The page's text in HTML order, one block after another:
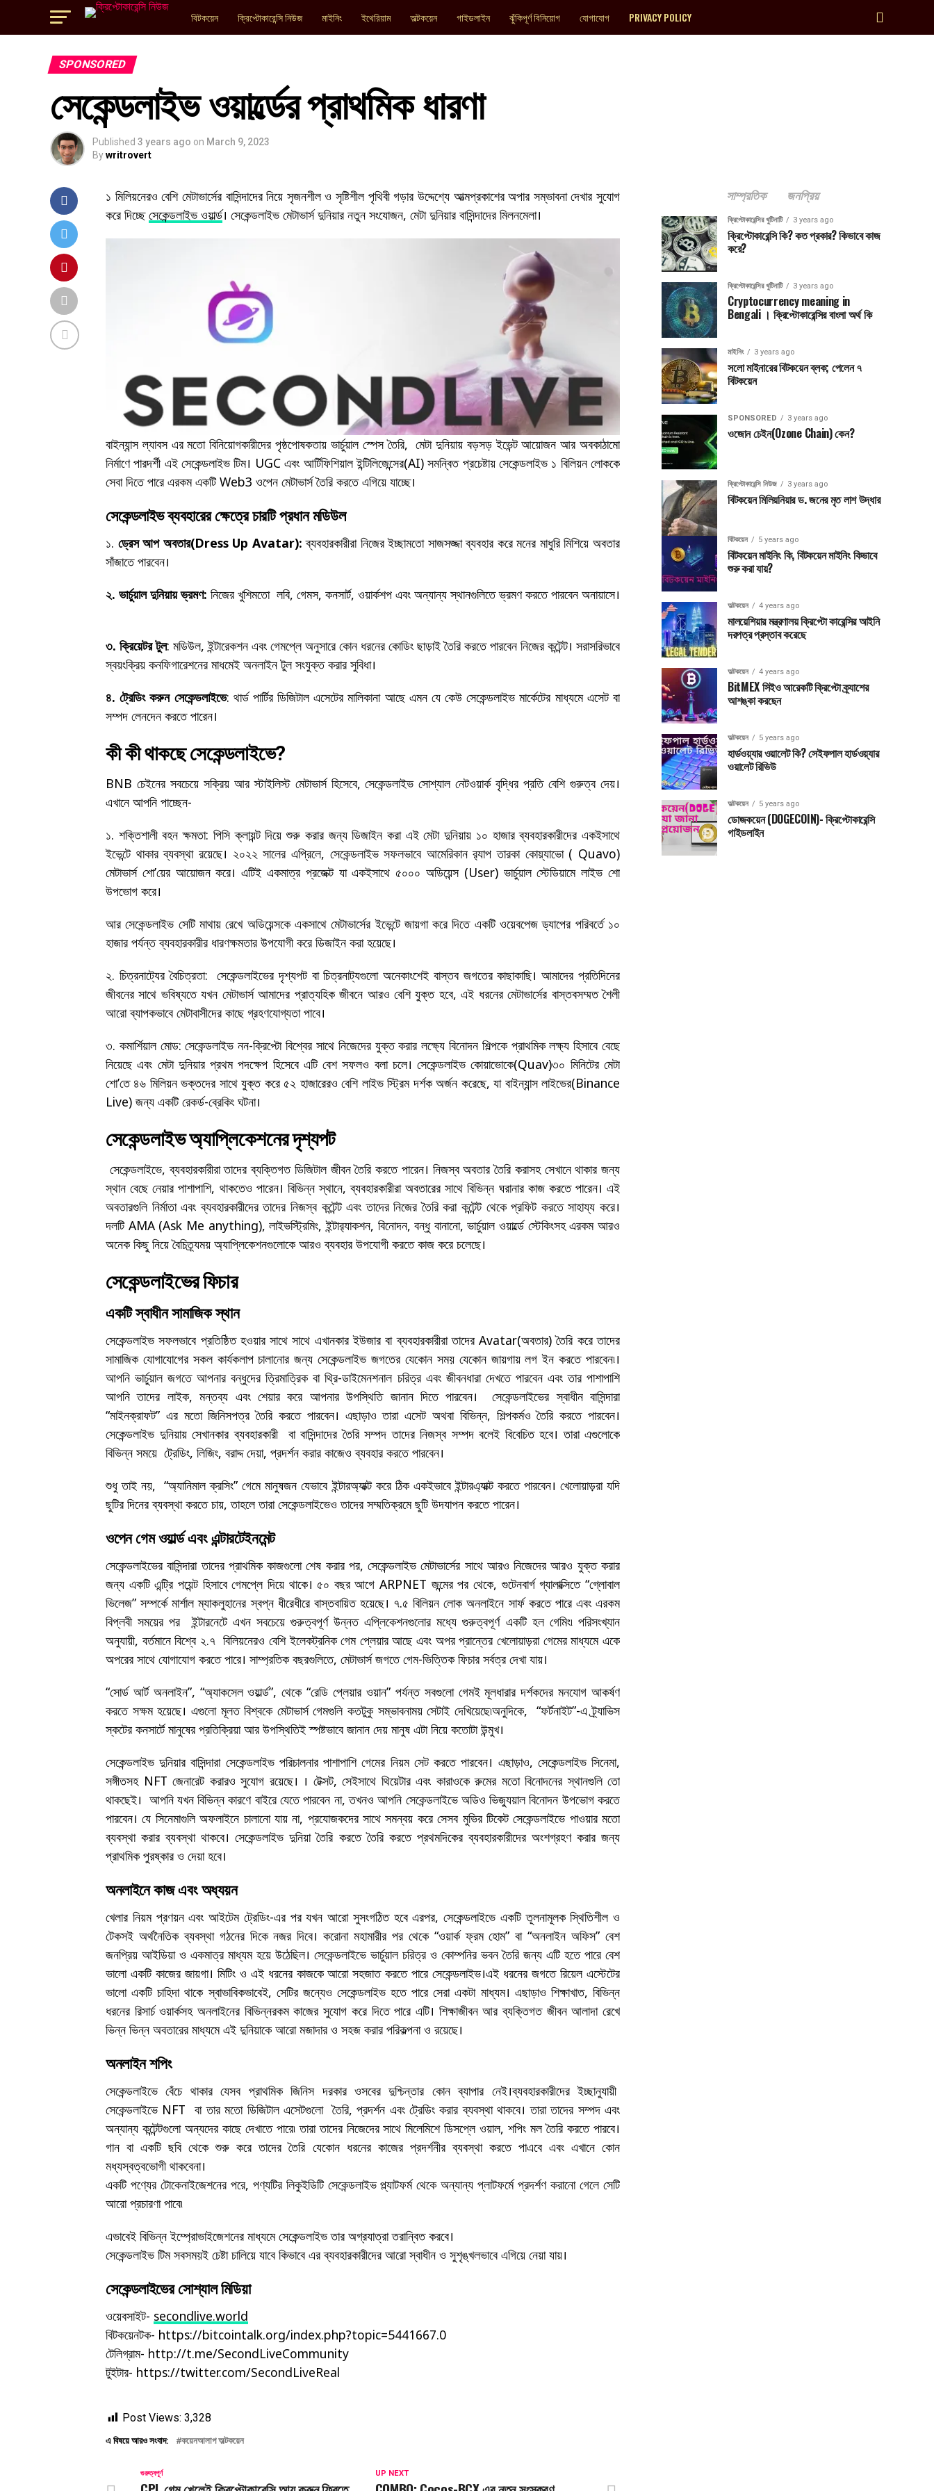
বিটকয়েন ক্রিপ্টোকারেন্সি নিউজ মাইনিং ইথেরিয়াম অল্টকয়েন গাইডলাইন ঝুঁকিপূর্ণ বিনিয়োগ যোগাযোগ PRIVACY POLICY
SPONSORED
সেকেন্ডলাইভ ওয়ার্ল্ডের প্রাথমিক ধারণা
Published 3 years ago on March 9, 2023
Bywritrovert
১ মিলিয়নেরও বেশি মেটাভার্সের বাসিন্দাদের নিয়ে সৃজনশীল ও সৃষ্টিশীল পৃথিবী গড়ার উদ্দেশ্যে আত্মপ্রকাশের অপার সম্ভাবনা দেখার সুযোগ
করে দিচ্ছেসেকেন্ডলাইভ ওয়ার্ল্ড। সেকেন্ডলাইভ মেটাভার্স দুনিয়ার নতুন সংযোজন, মেটা দুনিয়ার বাসিন্দাদের মিলনমেলা।
বাইন্যান্স ল্যাবস এর মতো বিনিয়োগকারীদের পৃষ্ঠপোষকতায় ভার্চুয়াল স্পেস তৈরি, মেটা দুনিয়ায় বড়সড় ইভেন্ট আয়োজন আর অবকাঠামো
নির্মাণে পারদর্শী এই সেকেন্ডলাইভ টিম। UGC এবং আর্টিফিশিয়াল ইন্টিলিজেন্সের(AI) সমন্বিত প্রচেষ্টায় সেকেন্ডলাইভ ১ বিলিয়ন লোককে
সেবা দিতে পারে এরকম একটি Web3 ওপেন মেটাভার্স তৈরি করতে এগিয়ে যাচ্ছে।
সেকেন্ডলাইভ ব্যবহারের ক্ষেত্রে চারটি প্রধান মডিউল
১. ড্রেস আপ অবতার(Dress Up Avatar): ব্যবহারকারীরা নিজের ইচ্ছামতো সাজসজ্জা ব্যবহার করে মনের মাধুরি মিশিয়ে অবতার
সাঁজাতে পারবেন।
২. ভার্চুয়াল দুনিয়ায় ভ্রমণ: নিজের খুশিমতো লবি, গেমস, কনসার্ট, ওয়ার্কশপ এবং অন্যান্য স্থানগুলিতে ভ্রমণ করতে পারবেন অনায়াসে।
৩. ক্রিয়েটর টুল: মডিউল, ইন্টারেকশন এবং গেমপ্লে অনুসারে কোন ধরনের কোডিং ছাড়াই তৈরি করতে পারবেন নিজের কন্টেন্ট। সরাসরিভাবে
স্বয়ংক্রিয় কনফিগারেশনের মাধমেই অনলাইন টুল সংযুক্ত করার সুবিধা।
৪. ট্রেডিং করুন সেকেন্ডলাইভে: থার্ড পার্টির ডিজিটাল এসেটের মালিকানা আছে এমন যে কেউ সেকেন্ডলাইভ মার্কেটের মাধ্যমে এসেট বা
সম্পদ লেনদেন করতে পারেন।
কী কী থাকছে সেকেন্ডলাইভে?
BNB চেইনের সবচেয়ে সক্রিয় আর স্টাইলিস্ট মেটাভার্স হিসেবে, সেকেন্ডলাইভ সোশ্যাল নেটওয়ার্ক বৃদ্ধির প্রতি বেশি গুরুত্ব দেয়।
এখানে আপনি পাচ্ছেন-
১. শক্তিশালী বহন ক্ষমতা: পিসি ক্লায়ন্ট দিয়ে শুরু করার জন্য ডিজাইন করা এই মেটা দুনিয়ায় ১০ হাজার ব্যবহারকারীদের একইসাথে
ইভেন্টে থাকার ব্যবস্থা রয়েছে। ২০২২ সালের এপ্রিলে, সেকেন্ডলাইভ সফলভাবে আমেরিকান র‍্যাপ তারকা কোয়্যাভো ( Quavo)
মেটাভার্স শো’য়ের আয়োজন করে। এটিই একমাত্র প্রজেক্ট যা একইসাথে ৫০০০ অডিয়েন্স (User) ভার্চুয়াল স্টেডিয়ামে লাইভ শো
উপভোগ করে।
আর সেকেন্ডলাইভ সেটি মাথায় রেখে অডিয়েন্সকে একসাথে মেটাভার্সের ইভেন্টে জায়গা করে দিতে একটি ওয়েবপেজ ড্যাপের পরিবর্তে ১০
হাজার পর্যন্ত ব্যবহারকারীর ধারণক্ষমতার উপযোগী করে ডিজাইন করা হয়েছে।
২. চিত্রনাট্যের বৈচিত্রতা: সেকেন্ডলাইভের দৃশ্যপট বা চিত্রনাট্যগুলো অনেকাংশেই বাস্তব জগতের কাছাকাছি। আমাদের প্রতিদিনের
জীবনের সাথে ভবিষ্যতে যখন মেটাভার্স আমাদের প্রাত্যহিক জীবনে আরও বেশি যুক্ত হবে, এই ধরনের মেটাভার্সের বাস্তবসম্মত শৈলী
আরো ব্যাপকভাবে মেটাবাসীদের কাছে গ্রহণযোগ্যতা পাবে।
৩. কমার্শিয়াল মোড: সেকেন্ডলাইভ নন-ক্রিপ্টো বিশ্বের সাথে নিজেদের যুক্ত করার লক্ষ্যে বিনোদন শিল্পকে প্রাথমিক লক্ষ্য হিসাবে বেছে
নিয়েছে এবং মেটা দুনিয়ার প্রথম পদক্ষেপ হিসেবে এটি বেশ সফলও বলা চলে। সেকেন্ডলাইভ কোয়াভোকে(Quav)৩০ মিনিটের মেটা
শো’তে ৪৬ মিলিয়ন ভক্তদের সাথে যুক্ত করে ৫২ হাজারেরও বেশি লাইভ স্ট্রিম দর্শক অর্জন করেছে, যা বাইন্যান্স লাইভের(Binance
Live) জন্য একটি রেকর্ড-ব্রেকিং ঘটনা।
সেকেন্ডলাইভ অ্যাপ্লিকেশনের দৃশ্যপট
সেকেন্ডলাইভে, ব্যবহারকারীরা তাদের ব্যক্তিগত ডিজিটাল জীবন তৈরি করতে পারেন। নিজস্ব অবতার তৈরি করাসহ সেখানে থাকার জন্য
স্থান বেছে নেয়ার পাশাপাশি, থাকতেও পারেন। বিভিন্ন স্থানে, ব্যবহারকারীরা অবতারের সাথে বিভিন্ন ঘরানার কাজ করতে পারেন। এই
অবতারগুলি নির্মাতা এবং ব্যবহারকারীদের তাদের নিজস্ব কন্টেন্ট এবং তাদের নিজের তৈরি করা কন্টেন্ট থেকে প্রফিট করতে সাহায্য করে।
দলটি AMA (Ask Me anything), লাইভস্ট্রিমিং, ইন্টার‍্যাকশন, বিনোদন, বন্ধু বানানো, ভার্চুয়াল ওয়ার্ল্ডে স্টেকিংসহ এরকম আরও
অনেক কিছু নিয়ে বৈচিত্র্যময় অ্যাপ্লিকেশনগুলোকে আরও ব্যবহার উপযোগী করতে কাজ করে চলেছে।
সেকেন্ডলাইভের ফিচার
একটি স্বাধীন সামাজিক স্থান
সেকেন্ডলাইভ সফলভাবে প্রতিষ্ঠিত হওয়ার সাথে সাথে এখানকার ইউজার বা ব্যবহারকারীরা তাদের Avatar(অবতার) তৈরি করে তাদের
সামাজিক যোগাযোগের সকল কার্যকলাপ চালানোর জন্য সেকেন্ডলাইভ জগতের যেকোন সময় যেকোন জায়গায় লগ ইন করতে পারবেন৷।
আপনি ভার্চুয়াল জগতে আপনার বন্ধুদের ত্রিমাত্রিক বা থ্রি-ডাইমেনশনাল চরিত্র এবং জীবনধারা দেখতে পারবেন এবং তার পাশাপাশি
আপনি তাদের লাইক, মন্তব্য এবং শেয়ার করে আপনার উপস্থিতি জানান দিতে পারবেন। সেকেন্ডলাইভের স্বাধীন বাসিন্দারা
“মাইনক্রাফট” এর মতো জিনিসপত্র তৈরি করতে পারবেন। এছাড়াও তারা এসেট অথবা বিভিন্ন, শিল্পকর্মও তৈরি করতে পারবেন।
সেকেন্ডলাইভ দুনিয়ায় সেখানকার ব্যবহারকারী বা বাসিন্দাদের তৈরি সম্পদ তাদের নিজস্ব সম্পদ বলেই বিবেচিত হবে। তারা এগুলোকে
বিভিন্ন সময়ে ট্রেডিং, লিজিং, বরাদ্দ দেয়া, প্রদর্শন করার কাজেও ব্যবহার করতে পারবেন।
শুধু তাই নয়, “অ্যানিমাল ক্রসিং” গেমে মানুষজন যেভাবে ইন্টারঅ্যাক্ট করে ঠিক একইভাবে ইন্টারএ্যাক্ট করতে পারবেন। খেলোয়াড়রা যদি
ছুটির দিনের ব্যবস্থা করতে চায়, তাহলে তারা সেকেন্ডলাইভেও তাদের সম্মতিক্রমে ছুটি উদযাপন করতে পারেন।
ওপেন গেম ওয়ার্ল্ড এবং এন্টারটেইনমেন্ট
সেকেন্ডলাইভের বাসিন্দারা তাদের প্রাথমিক কাজগুলো শেষ করার পর, সেকেন্ডলাইভ মেটাভার্সের সাথে আরও নিজেদের আরও যুক্ত করার
জন্য একটি এন্ট্রি পয়েন্ট হিসাবে গেমপ্লে দিয়ে থাকে। ৫০ বছর আগে ARPNET জন্মের পর থেকে, গুটেনবার্গ গ্যালাক্সিতে “গ্লোবাল
ভিলেজ” সম্পর্কে মার্শাল ম্যাকলুহানের স্বপ্ন ধীরেধীরে বাস্তবায়িত হয়েছে। ৭.৫ বিলিয়ন লোক অনলাইনে সার্ফ করতে পারে এবং এরকম
বিপ্লবী সময়ের পর ইন্টারনেটে এখন সবচেয়ে গুরুত্বপূর্ণ উন্নত এপ্লিকেশনগুলোর মধ্যে গুরুত্বপূর্ণ একটি হল গেমিং৷ পরিসংখ্যান
অনুযায়ী, বর্তমানে বিশ্বে ২.৭ বিলিয়নেরও বেশি ইলেকট্রনিক গেম প্লেয়ার আছে এবং অপর প্রান্তের খেলোয়াড়রা গেমের মাধ্যমে একে
অপরের সাথে যোগাযোগ করতে পারে। সাম্প্রতিক বছরগুলিতে, মেটাভার্স জগতে গেম-ভিত্তিক ফিচার সর্বত্র দেখা যায়।
“সোর্ড আর্ট অনলাইন”, “অ্যাকসেল ওয়ার্ল্ড”, থেকে “রেডি প্লেয়ার ওয়ান” পর্যন্ত সবগুলো গেমই মূলধারার দর্শকদের মনযোগ আকর্ষণ
করতে সক্ষম হয়েছে। এগুলো মূলত বিশ্বকে মেটাভার্স গেমগুলি কতটুকু সম্ভাবনাময় সেটাই দেখিয়েছে৷অনুদিকে, “ফর্টনাইট”-এ ট্র্যাভিস
স্কটের কনসার্টে মানুষের প্রতিক্রিয়া আর উপস্থিতিই স্পষ্টভাবে জানান দেয় মানুষ এটা নিয়ে কতোটা উন্মুখ।
সেকেন্ডলাইভ দুনিয়ার বাসিন্দারা সেকেন্ডলাইভ পরিচালনার পাশাপাশি গেমের নিয়ম সেট করতে পারবেন। এছাড়াও, সেকেন্ডলাইভ সিনেমা,
সঙ্গীতসহ NFT জেনারেট করারও সুযোগ রয়েছে। । টেক্সট, সেইসাথে থিয়েটার এবং কারাওকে রুমের মতো বিনোদনের স্থানগুলি তো
থাকছেই। আপনি যখন বিভিন্ন কারণে বাইরে যেতে পারবেন না, তখনও আপনি সেকেন্ডলাইভে অডিও ভিজ্যুয়াল বিনোদন উপভোগ করতে
পারবেন। যে সিনেমাগুলি অফলাইনে চালানো যায় না, প্রযোজকদের সাথে সমন্বয় করে সেসব মুভির টিকেট সেকেন্ডলাইভে পাওয়ার মতো
ব্যবস্থা করার ব্যবস্থা থাকবে। সেকেন্ডলাইভ দুনিয়া তৈরি করতে তৈরি করতে প্রথমদিকের ব্যবহারকারীদের অংশগ্রহণ করার জন্য
প্রাথমিক পুরষ্কার ও দেয়া হবে।
অনলাইনে কাজ এবং অধ্যয়ন
খেলার নিয়ম প্রণয়ন এবং আইটেম ট্রেডিং-এর পর যখন আরো সুসংগঠিত হবে এরপর, সেকেন্ডলাইভে একটি তূলনামূলক স্থিতিশীল ও
টেকসই অর্থনৈতিক ব্যবস্থা গঠনের দিকে নজর দিবে। করোনা মহামারীর পর থেকে “ওয়ার্ক ফ্রম হোম” বা “অনলাইন অফিস” বেশ
জনপ্রিয় আইডিয়া ও একমাত্র মাধ্যম হয়ে উঠেছিল। সেকেন্ডলাইভে ভার্চুয়াল চরিত্র ও কোম্পনির ভবন তৈরি জন্য এটি হতে পারে বেশ
ভালো একটি কাজের জায়গা। মিটিং ও এই ধরনের কাজকে আরো সহজাত করতে পারে সেকেন্ডলাইভ।এই ধরনের জগতে রিয়েল এস্টেটের
ভালো একটি চাহিদা থাকে স্বাভাবিকভাবেই, সেটির জন্যেও সেকেন্ডলাইভ হতে পারে সেরা একটা মাধ্যম। এছাড়াও শিক্ষাখাত, বিভিন্ন
ধরনের রিসার্চ ওয়ার্কসহ অনলাইনের বিভিন্নরকম কাজের সুযোগ করে দিতে পারে এটি। শিক্ষাজীবন আর ব্যক্তিগত জীবন আলাদা রেখে
ভিন্ন ভিন্ন অবতারের মাধ্যমে এই দুনিয়াকে আরো মজাদার ও সহজ করার পরিকল্পনা ও রয়েছে।
অনলাইন শপিং
সেকেন্ডলাইভে বেঁচে থাকার যেসব প্রাথমিক জিনিস দরকার ওসবের দুশ্চিন্তার কোন ব্যাপার নেই।ব্যবহারকারীদের ইচ্ছানুযায়ী
সেকেন্ডলাইভে NFT বা তার মতো ডিজিটাল এসেটগুলো তৈরি, প্রদর্শন এবং ট্রেডিং করার ব্যবস্থা থাকবে। তারা তাদের সম্পদ এবং
অন্যান্য কন্টেন্টগুলো অন্যদের কাছে দেখাতে পারে৷ তারা তাদের নিজেদের সাথে মিলেমিশে ডিসপ্লে ওয়াল, শপিং মল তৈরি করতে পারবে।
গান বা একটি ছবি থেকে শুরু করে তাদের তৈরি যেকোন ধরনের কাজের প্রদর্শনীর ব্যবস্থা করতে পাএবে এবং এখানে কোন
মধ্যস্বত্বভোগী থাকবেনা।
একটি পণ্যের টোকেনাইজেশনের পরে, পণ্যটির লিকুইডিটি সেকেন্ডলাইভ প্ল্যাটফর্ম থেকে অন্যান্য প্লাটফর্মে প্রদর্শণ করানো গেলে সেটি
আরো প্রচারণা পাবে৷
এভাবেই বিভিন্ন ইম্প্রোভাইজেশনের মাধ্যমে সেকেন্ডলাইভ তার অগ্রযাত্রা তরান্বিত করবে।
সেকেন্ডলাইভ টিম সবসময়ই চেষ্টা চালিয়ে যাবে কিভাবে এর ব্যবহারকারীদের আরো স্বাধীন ও সুশৃঙ্খলভাবে এগিয়ে নেয়া যায়।
সেকেন্ডলাইভের সোশ্যাল মিডিয়া
ওয়েবসাইট- secondlive.world
বিটকয়েনটক- https://bitcointalk.org/index.php?topic=5441667.0
টেলিগ্রাম- http://t.me/SecondLiveCommunity
টুইটার- https://twitter.com/SecondLiveReal
Post Views: 3,328
এ বিষয়ে আরও সংবাদ: কয়েনআলাপ অল্টকয়েন
UP NEXT
গুরুত্বপূর্ণ
সাম্প্রতিক জনপ্রিয়
ক্রিপ্টোকারেন্সির খুটিনাটি 3 years ago
ক্রিপ্টোকারেন্সি কি? কত প্রকার? কিভাবে কাজ
করে?
ক্রিপ্টোকারেন্সির খুটিনাটি 3 years ago
Cryptocurrency meaning in
Bengali । ক্রিপ্টোকারেন্সির বাংলা অর্থ কি
মাইনিং 3 years ago
সলো মাইনারের বিটকয়েন ব্লক; পেলেন ৭
বিটকয়েন
SPONSORED 3 years ago
ওজোন চেইন(Ozone Chain) কেন?
ক্রিপ্টোকারেন্সি নিউজ 3 years ago
বিটকয়েন মিলিয়নিয়ার ড. জনের মৃত লাশ উদ্ধার
বিটকয়েন 5 years ago
বিটকয়েন মাইনিং কি, বিটকয়েন মাইনিং কিভাবে
শুরু করা যায়?
অল্টকয়েন 4 years ago
মালয়েশিয়ার মন্ত্রণালয় ক্রিপ্টো কারেন্সির আইনি
দরপত্র প্রস্তাব করেছে
অল্টকয়েন 4 years ago
BitMEX সিইও আরেকটি ক্রিপ্টো ক্র্যাশের
আশঙ্কা করছেন
অল্টকয়েন 5 years ago
হার্ডওয়্যার ওয়ালেট কি? সেইফপাল হার্ডওয়্যার
ওয়ালেট রিভিউ
অল্টকয়েন 5 years ago
ডোজকয়েন (DOGECOIN)- ক্রিপ্টোকারেন্সি
গাইডলাইন